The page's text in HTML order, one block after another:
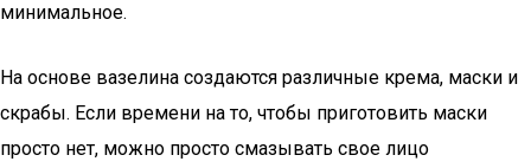
минимальное.
На основе вазелина создаются различные крема, маски и
скрабы. Если времени на то, чтобы приготовить маски
просто нет, можно просто смазывать свое лицо